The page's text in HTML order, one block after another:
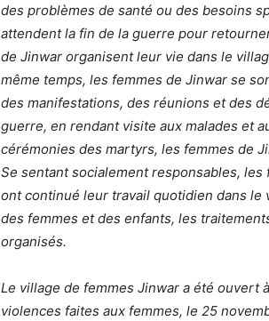
des problèmes de santé ou des besoins
attendent la fin de la guerre pour
de Jinwar organisent leur vie dans le
même temps, les femmes de Jinwar se
des manifestations, des réunions et des
guerre, en rendant visite aux malades et
cérémonies des martyrs, les femmes de
Se sentant socialement responsables,
ont continué leur travail quotidien dans
des femmes et des enfants, les
organisés.
Le village de femmes Jinwar a été ouvert
violences faites aux femmes, le 25